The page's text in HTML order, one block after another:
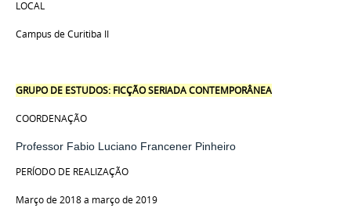
LOCAL
Campus de Curitiba II
GRUPO DE ESTUDOS: FICÇÃO SERIADA CONTEMPORÂNEA
COORDENAÇÃO
Professor Fabio Luciano Francener Pinheiro
PERÍODO DE REALIZAÇÃO
Março de 2018 a março de 2019